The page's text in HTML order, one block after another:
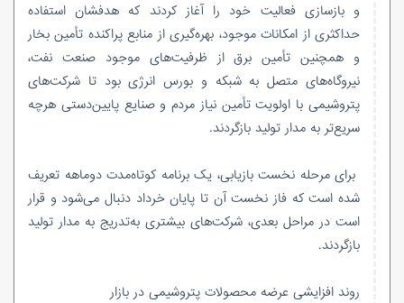
و بازسازی فعالیت خود را آغاز کردند که هدفشان استفاده
حداکثری از امکانات موجود، بهره‌گیری از منابع پراکنده تأمین بخار
و همچنین تأمین برق از ظرفیت‌های موجود صنعت نفت،
نیروگاه‌های متصل به شبکه و بورس انرژی بود تا شرکت‌های
پتروشیمی با اولویت تأمین نیاز مردم و صنایع پایین‌دستی هرچه
سریع‌تر به مدار تولید بازگردند.
برای مرحله نخست بازیابی، یک برنامه کوتاه‌مدت دوماهه تعریف
شده است که فاز نخست آن تا پایان خرداد دنبال می‌شود و قرار
است در مراحل بعدی، شرکت‌های بیشتری به‌تدریج به مدار تولید
بازگردند.
روند افزایشی عرضه محصولات پتروشیمی در بازار